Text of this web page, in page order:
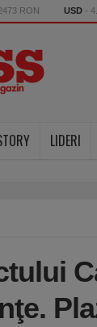
RON USD -
LIDERI